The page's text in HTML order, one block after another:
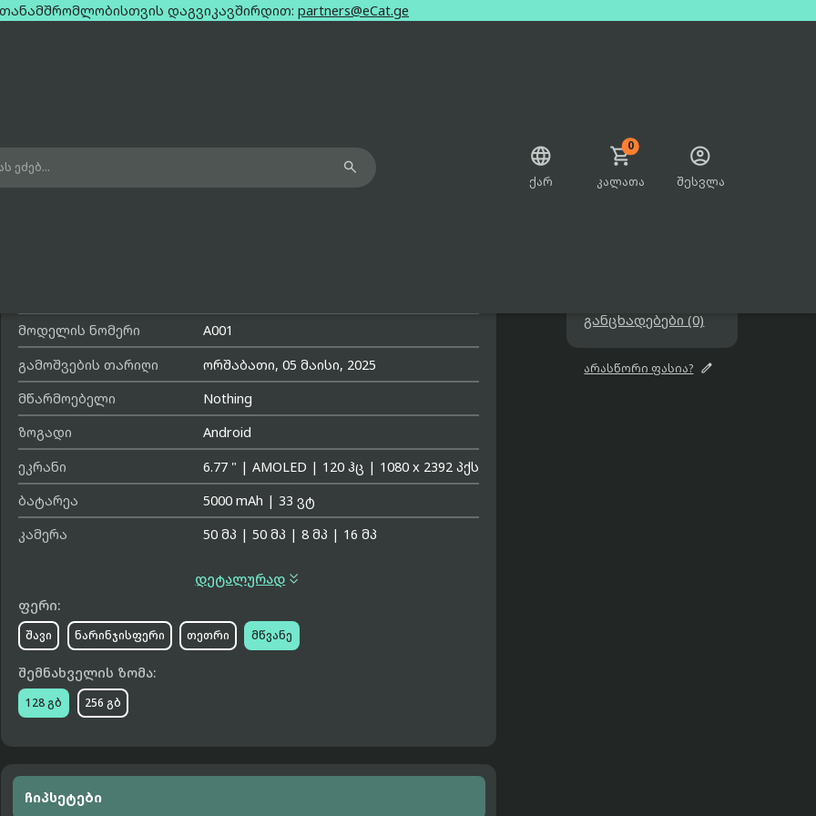
თანამშრომლობისთვის დაგვიკავშირდით: partners@eCat.ge
 
ქარ
0

კალათა

შესვლა
მოდელის ნომერი
A001
გამოშვების თარიღი
ორშაბათი, 05 მაისი, 2025
მწარმოებელი
Nothing
ზოგადი
Android
ეკრანი
6.77 " | AMOLED | 120 ჰც | 1080 x 2392 პქს
ბატარეა
5000 mAh | 33 ვტ
კამერა
50 მპ | 50 მპ | 8 მპ | 16 მპ
დეტალურად 
ფერი:
შავი ნარინჯისფერი თეთრი მწვანე
შემნახველის ზომა:
128 გბ 256 გბ
განცხადებები (0)
არასწორი ფასია? 
ჩიპსეტები